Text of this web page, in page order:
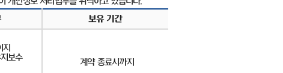
보유 기간
보수
계약 종료시까지